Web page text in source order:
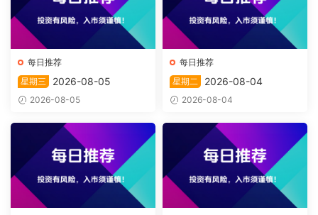
每日推荐
星期三
2026-08-05
2026-08-05
每日推荐
星期二
2026-08-04
2026-08-04